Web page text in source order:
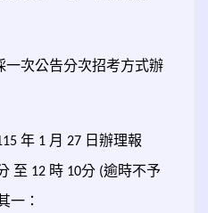
一次公告分次招考方式辦
年 1 月 27 日辦理報
至 12 時 10分 (逾時不予
一：